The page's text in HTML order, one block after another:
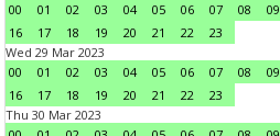
00
01 02 03 04 05 06 07 08 09
16
17 18 19 20 21 22
23
Wed 29 Mar 2023
00
01 02 03 04 05 06 07 08 09
16
17 18 19 20 21 22
23
Thu 30 Mar 2023